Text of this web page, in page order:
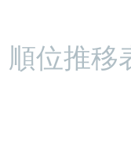
順位推移